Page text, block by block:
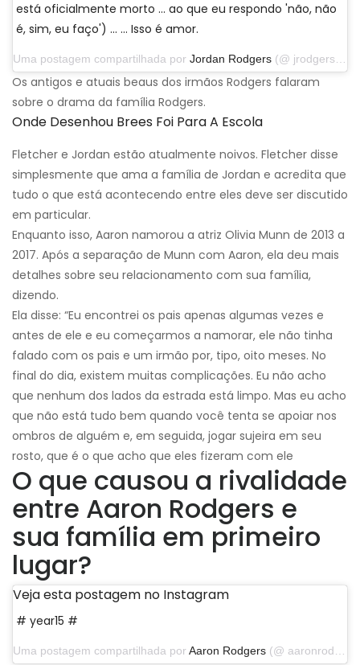
está oficialmente morto ... ao que eu respondo 'não, não
é, sim, eu faço') ... … Isso é amor.
Uma postagem compartilhada por Jordan Rodgers (@ jrodgers11) em 25 de novembro de 2019 às 17:52 PST
Os antigos e atuais beaus dos irmãos Rodgers falaram
sobre o drama da família Rodgers.
Onde Desenhou Brees Foi Para A Escola
Fletcher e Jordan estão atualmente noivos. Fletcher disse
simplesmente que ama a família de Jordan e acredita que
tudo o que está acontecendo entre eles deve ser discutido
em particular.
Enquanto isso, Aaron namorou a atriz Olivia Munn de 2013 a
2017. Após a separação de Munn com Aaron, ela deu mais
detalhes sobre seu relacionamento com sua família,
dizendo.
Ela disse: “Eu encontrei os pais apenas algumas vezes e
antes de ele e eu começarmos a namorar, ele não tinha
falado com os pais e um irmão por, tipo, oito meses. No
final do dia, existem muitas complicações. Eu não acho
que nenhum dos lados da estrada está limpo. Mas eu acho
que não está tudo bem quando você tenta se apoiar nos
ombros de alguém e, em seguida, jogar sujeira em seu
rosto, que é o que acho que eles fizeram com ele
O que causou a rivalidade
entre Aaron Rodgers e
sua família em primeiro
lugar?
Veja esta postagem no Instagram
# year15 #
Uma postagem compartilhada por Aaron Rodgers (@ aaronrodgers12) em 4 de setembro de 2019 às 17:14 PDT